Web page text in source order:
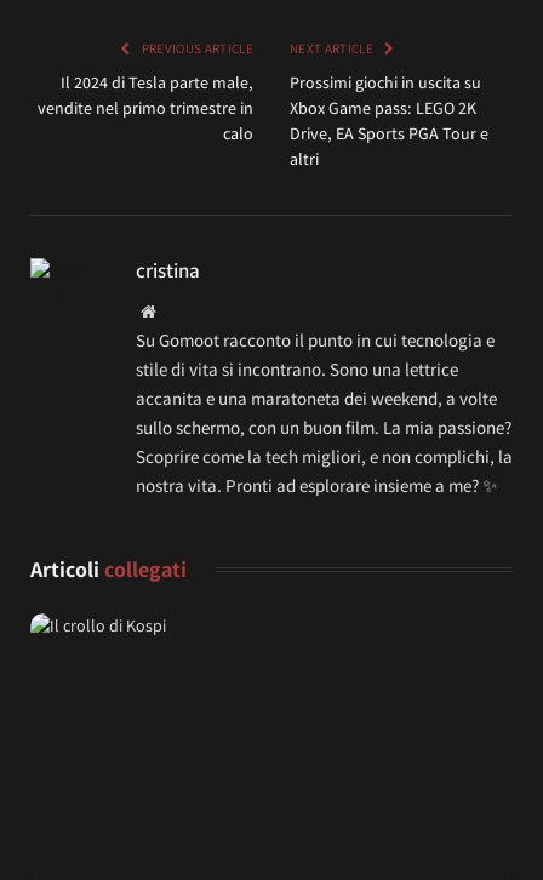
PREVIOUS ARTICLE
Il 2024 di Tesla parte male,
vendite nel primo trimestre in
calo
NEXT ARTICLE
Prossimi giochi in uscita su
Xbox Game pass: LEGO 2K
Drive, EA Sports PGA Tour e
altri
cristina
Website
Su Gomoot racconto il punto in cui tecnologia e
stile di vita si incontrano. Sono una lettrice
accanita e una maratoneta dei weekend, a volte
sullo schermo, con un buon film. La mia passione?
Scoprire come la tech migliori, e non complichi, la
nostra vita. Pronti ad esplorare insieme a me? ✨
Articoli collegati